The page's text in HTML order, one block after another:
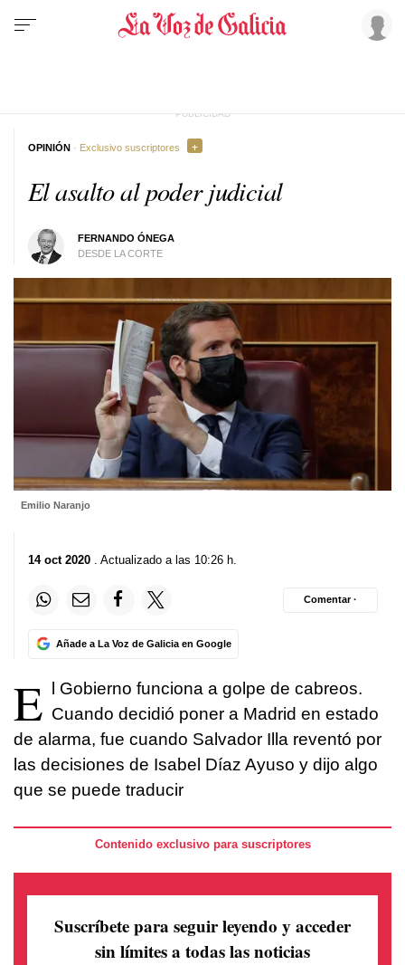
El asalto al poder judicial
FERNANDO ÓNEGA
DESDE LA CORTE
OPINIÓN · Exclusivo suscriptores
Emilio Naranjo
14 oct 2020 . Actualizado a las 10:26 h.
Añade a La Voz de Galicia en Google
Comentar ·
E l Gobierno funciona a golpe de cabreos.
Cuando decidió poner a Madrid en estado
de alarma, fue cuando Salvador Illa reventó por
las decisiones de Isabel Díaz Ayuso y dijo algo
que se puede traducir
Contenido exclusivo para suscriptores
Suscríbete para seguir leyendo y acceder
sin límites a todas las noticias